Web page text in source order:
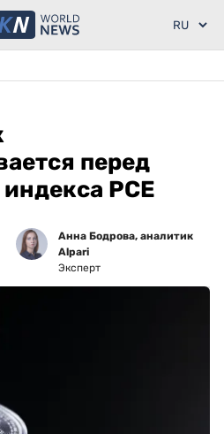
перед
PCE
Анна Бодрова, аналитик
Alpari
Эксперт